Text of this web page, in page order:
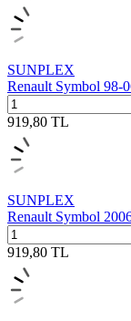
SUNPLEX
Renault Symbol 98-
919,80 TL
SUNPLEX
Renault Symbol
919,80 TL